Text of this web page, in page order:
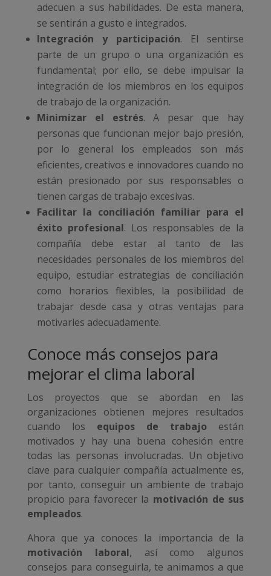
adecuen a sus habilidades. De esta manera,
se sentirán a gusto e integrados.
Integración y participación. El sentirse
parte de un grupo o una organización es
fundamental; por ello, se debe impulsar la
integración de los miembros en los equipos
de trabajo de la organización.
Minimizar el estrés. A pesar que hay
personas que funcionan mejor bajo presión,
por lo general los empleados son más
eficientes, creativos e innovadores cuando no
están presionado por sus responsables o
tienen cargas de trabajo excesivas.
Facilitar la conciliación familiar para el
éxito profesional. Los responsables de la
compañía debe estar al tanto de las
necesidades personales de los miembros del
equipo, estudiar estrategias de conciliación
como horarios flexibles, la posibilidad de
trabajar desde casa y otras ventajas para
motivarles adecuadamente.
Conoce más consejos para
mejorar el clima laboral
Los proyectos que se abordan en las
organizaciones obtienen mejores resultados
cuando los equipos de trabajo están
motivados y hay una buena cohesión entre
todas las personas involucradas. Un objetivo
clave para cualquier compañía actualmente es,
por tanto, conseguir un ambiente de trabajo
propicio para favorecer la motivación de sus
empleados.
Ahora que ya conoces la importancia de la
motivación laboral, así como algunos
consejos para conseguirla, te animamos a que